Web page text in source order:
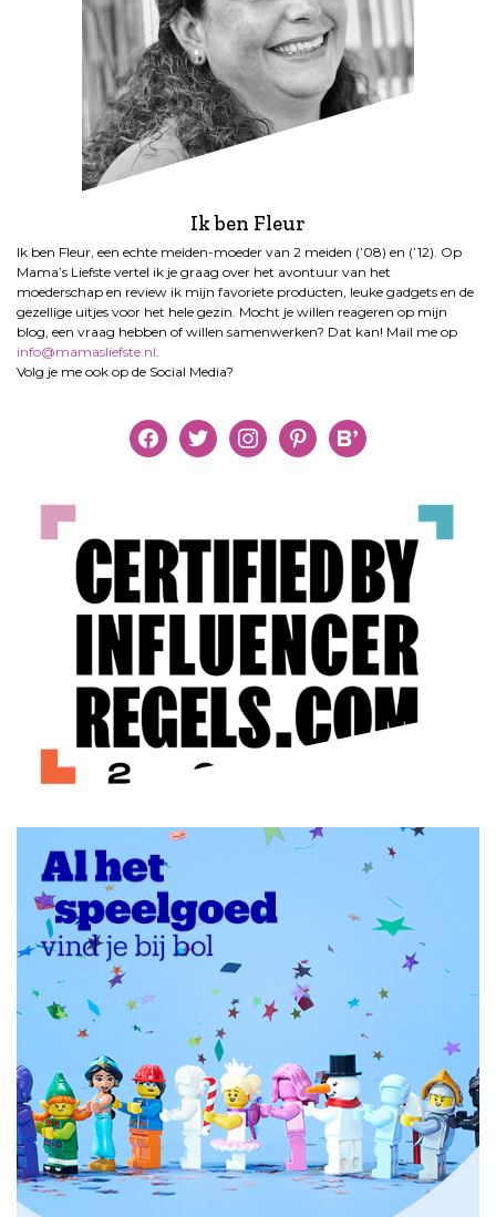
Ik ben Fleur
Ik ben Fleur, een echte meiden-moeder van 2 meiden (’08) en (’12). Op
Mama’s Liefste vertel ik je graag over het avontuur van het
moederschap en review ik mijn favoriete producten, leuke gadgets en de
gezellige uitjes voor het hele gezin. Mocht je willen reageren op mijn
blog, een vraag hebben of willen samenwerken? Dat kan! Mail me op
info@mamasliefste.nl
Volg je me ook op de Social Media?
facebooktwitter instagrampinterestbloglovin